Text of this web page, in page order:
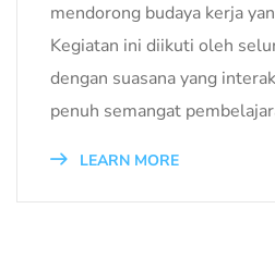
mendorong budaya kerja
Kegiatan ini diikuti oleh
dengan suasana yang
penuh semangat
LEARN MORE